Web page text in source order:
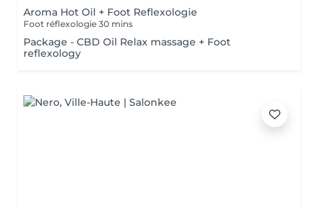
Aroma Hot Oil + Foot Reflexologie
Foot réflexologie 30 mins
Package - CBD Oil Relax massage + Foot
reflexology